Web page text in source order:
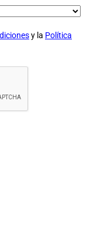
y la Política